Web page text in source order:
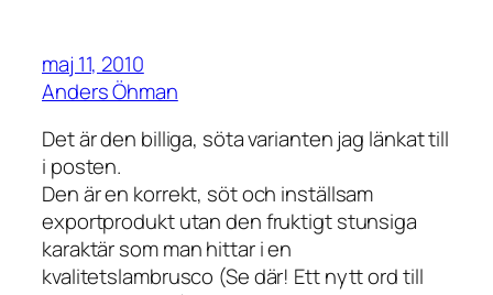
maj 11, 2010
Anders Öhman
Det är den billiga, söta varianten jag länkat till
i posten.
Den är en korrekt, söt och inställsam
exportprodukt utan den fruktigt stunsiga
karaktär som man hittar i en
kvalitetslambrusco (Se där! Ett nytt ord till